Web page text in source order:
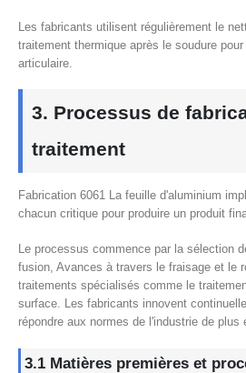
Les fabricants utilisent régulièrement le
traitement thermique après le soudure
articulaire.
3. Processus de
traitement
Fabrication 6061 La feuille d'aluminium
chacun critique pour produire un produit
Le processus commence par la sélection
fusion, Avances à travers le fraisage et le
traitements spécialisés comme le
surface. Les fabricants innovent
répondre aux normes de l'industrie de plus
3.1 Matières premières et